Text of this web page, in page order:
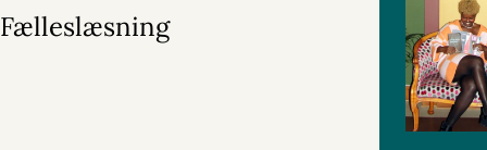
Fælleslæsning